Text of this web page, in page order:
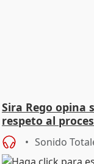
Sira Rego opina
respeto al
Sonido